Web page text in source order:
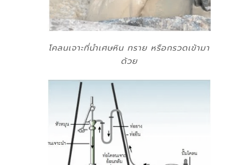
โคลนเจาะที่นำเศษหิน ทราย หรือกรวดเข้ามา
ด้วย